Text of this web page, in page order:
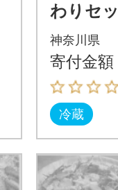
わりセ
ド豚 焼
菜のド
【複数
神奈川県
寄付金額
冷蔵